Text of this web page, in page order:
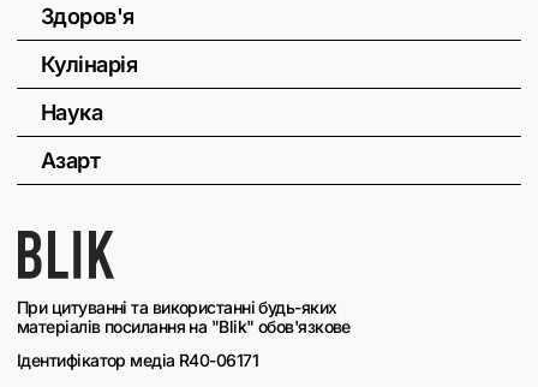
При цитуванні та використанні будь-яких
матеріалів посилання на "Blik" обов'язкове
Ідентифікатор медіа R40-06171
Здоров'я
Кулінарія
Наука
Азарт